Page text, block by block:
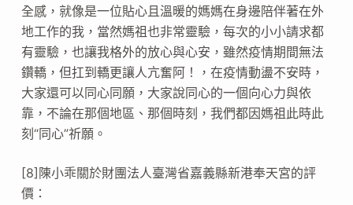
全感，就像是一位貼心且溫暖的媽媽在身邊陪伴著在外
地工作的我，當然媽祖也非常靈驗，每次的小小請求都
有靈驗，也讓我格外的放心與心安，雖然疫情期間無法
鑽轎，但扛到轎更讓人亢奮阿！，在疫情動盪不安時，
大家還可以同心同願，大家說同心的一個向心力與依
靠，不論在那個地區、那個時刻，我們都因媽祖此時此
刻“同心”祈願。
[8]陳小乖關於財團法人臺灣省嘉義縣新港奉天宮的評
價：